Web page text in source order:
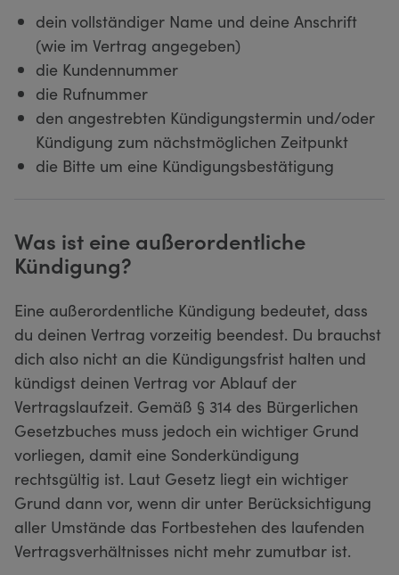
dein vollständiger Name und deine Anschrift
(wie im Vertrag angegeben)
die Kundennummer
die Rufnummer
den angestrebten Kündigungstermin und/oder
Kündigung zum nächstmöglichen Zeitpunkt
die Bitte um eine Kündigungsbestätigung
Was ist eine außerordentliche
Kündigung?
Eine außerordentliche Kündigung bedeutet, dass
du deinen Vertrag vorzeitig beendest. Du brauchst
dich also nicht an die Kündigungsfrist halten und
kündigst deinen Vertrag vor Ablauf der
Vertragslaufzeit. Gemäß § 314 des Bürgerlichen
Gesetzbuches muss jedoch ein wichtiger Grund
vorliegen, damit eine Sonderkündigung
rechtsgültig ist. Laut Gesetz liegt ein wichtiger
Grund dann vor, wenn dir unter Berücksichtigung
aller Umstände das Fortbestehen des laufenden
Vertragsverhältnisses nicht mehr zumutbar ist.